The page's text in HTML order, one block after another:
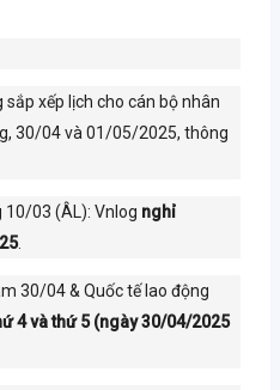
xếp lịch cho cán bộ nhân
30/04 và 01/05/2025, thông
10/03 (ÂL): Vnlog nghỉ
.
30/04 & Quốc tế lao động
4 và thứ 5 (ngày 30/04/2025